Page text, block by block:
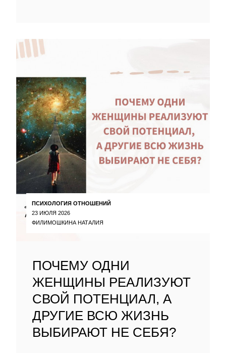
ПСИХОЛОГИЯ ОТНОШЕНИЙ
23 ИЮЛЯ 2026
ФИЛИМОШКИНА НАТАЛИЯ
ПОЧЕМУ ОДНИ
ЖЕНЩИНЫ РЕАЛИЗУЮТ
СВОЙ ПОТЕНЦИАЛ, А
ДРУГИЕ ВСЮ ЖИЗНЬ
ВЫБИРАЮТ НЕ СЕБЯ?